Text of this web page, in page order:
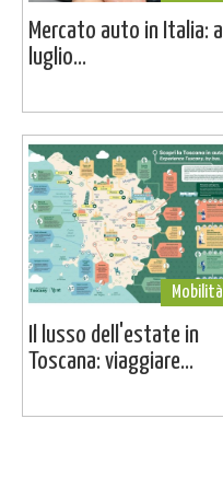
Mercato auto in Italia: a
luglio...
Mobilità
Il lusso dell'estate in
Toscana: viaggiare...